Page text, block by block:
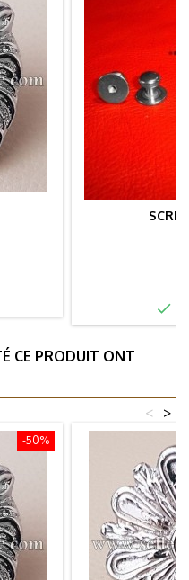

CE PRODUIT ONT
>
<
-50%